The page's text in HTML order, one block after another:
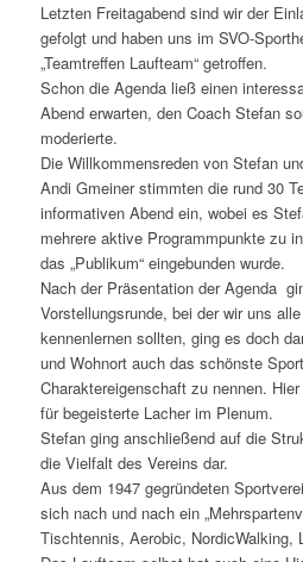
Letzten Freitagabend sind wir der
gefolgt und haben uns im SVO-
„Teamtreffen Laufteam“ getroffen.
Schon die Agenda ließ einen
Abend erwarten, den Coach Stefan
moderierte.
Die Willkommensreden von Stefan
Andi Gmeiner stimmten die rund 30
informativen Abend ein, wobei es
mehrere aktive Programmpunkte zu
das „Publikum“ eingebunden wurde.
Nach der Präsentation der Agenda
Vorstellungsrunde, bei der wir uns
kennenlernen sollten, ging es doch
und Wohnort auch das schönste
Charaktereigenschaft zu nennen.
für begeisterte Lacher im Plenum.
Stefan ging anschließend auf die
die Vielfalt des Vereins dar.
Aus dem 1947 gegründeten
sich nach und nach ein
Tischtennis, Aerobic, NordicWalking,